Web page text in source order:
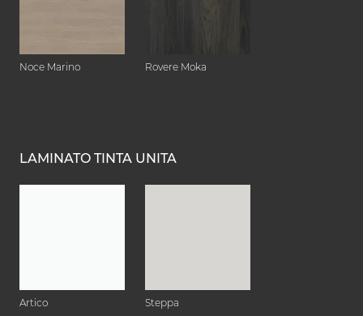
Noce Marino Rovere Moka
LAMINATO TINTA UNITA
Artico Steppa